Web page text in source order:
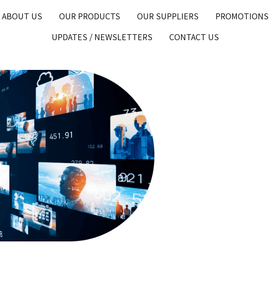
ABOUT US OUR PRODUCTS OUR SUPPLIERS
PROMOTIONS
UPDATES / NEWSLETTERS
CONTACT US